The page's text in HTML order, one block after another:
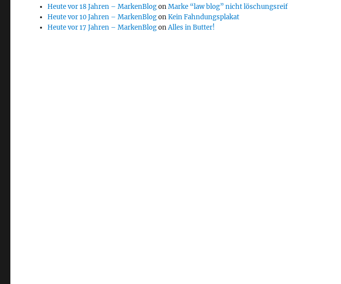
Heute vor 18 Jahren – MarkenBlogonMarke “law blog” nicht löschungsreif
Heute vor 10 Jahren – MarkenBlogonKein Fahndungsplakat
Heute vor 17 Jahren – MarkenBlogonAlles in Butter!